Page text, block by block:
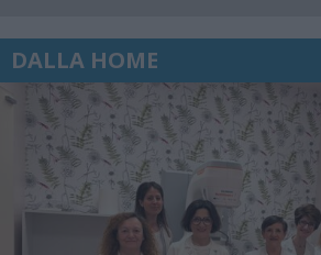
DALLA HOME